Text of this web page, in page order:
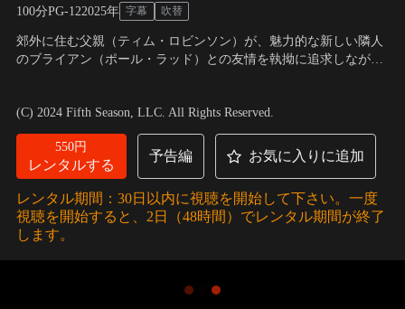
100分PG-122025年 字幕 吹替
郊外に住む父親（ティム・ロビンソン）が、魅力的な新しい隣人
のブライアン（ポール・ラッド）との友情を執拗に追求しなが
(C) 2024 Fifth Season, LLC. All Rights Reserved.
550円
レンタルする
予告編 お気に入りに追加
レンタル期間：30日以内に視聴を開始して下さい。一度
視聴を開始すると、2日（48時間）でレンタル期間が終了
します。